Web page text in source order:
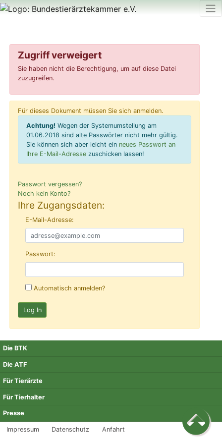
Zugriff verweigert
Sie haben nicht die Berechtigung, um auf diese Datei
zuzugreifen.
Für dieses Dokument müssen Sie sich anmelden.
Achtung! Wegen der Systemumstellung am
01.06.2018 sind alte Passwörter nicht mehr gültig.
Sie können sich aber leicht ein neues Passwort an
Ihre E-Mail-Adresse zuschicken lassen!
Passwort vergessen?
Noch kein Konto?
Ihre Zugangsdaten:
E-Mail-Adresse:
Passwort:
Automatisch anmelden?
Die BTK
Die ATF
Für Tierärzte
Für Tierhalter
Presse
Impressum Datenschutz Anfahrt